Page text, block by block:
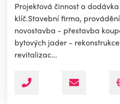
Projektová činnost a
klíč.Stavební firma,
novostavba - přestavba
bytových jader -
revitalizac...